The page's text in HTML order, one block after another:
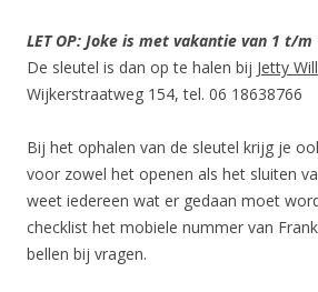
LET OP: Joke is met vakantie van 1 t/m
De sleutel is dan op te halen bij Jetty
Wijkerstraatweg 154, tel. 06 18638766
Bij het ophalen van de sleutel krijg je
voor zowel het openen als het sluiten
weet iedereen wat er gedaan moet
checklist het mobiele nummer van
bellen bij vragen.